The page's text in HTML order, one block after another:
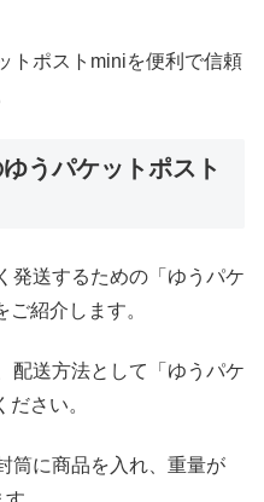
トポストminiを便利で信頼
うパケットポスト
発送するための「ゆうパケ
紹介します。
配送方法として「ゆうパケ
さい。
筒に商品を入れ、重量が